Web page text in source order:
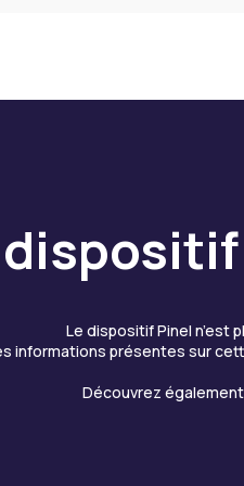
Le dispositif Pinel n’est
informations présentes sur
Découvrez également